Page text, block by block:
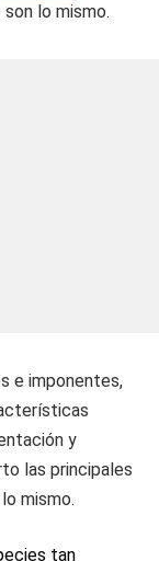
lo mismo.
e imponentes,
y
las principales
mismo.